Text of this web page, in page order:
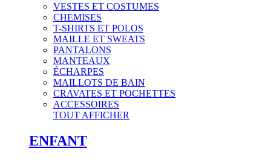
VESTES ET COSTUMES
CHEMISES
T-SHIRTS ET POLOS
MAILLE ET SWEATS
PANTALONS
MANTEAUX
ÉCHARPES
MAILLOTS DE BAIN
CRAVATES ET POCHETTES
ACCESSOIRES
TOUT AFFICHER
ENFANT